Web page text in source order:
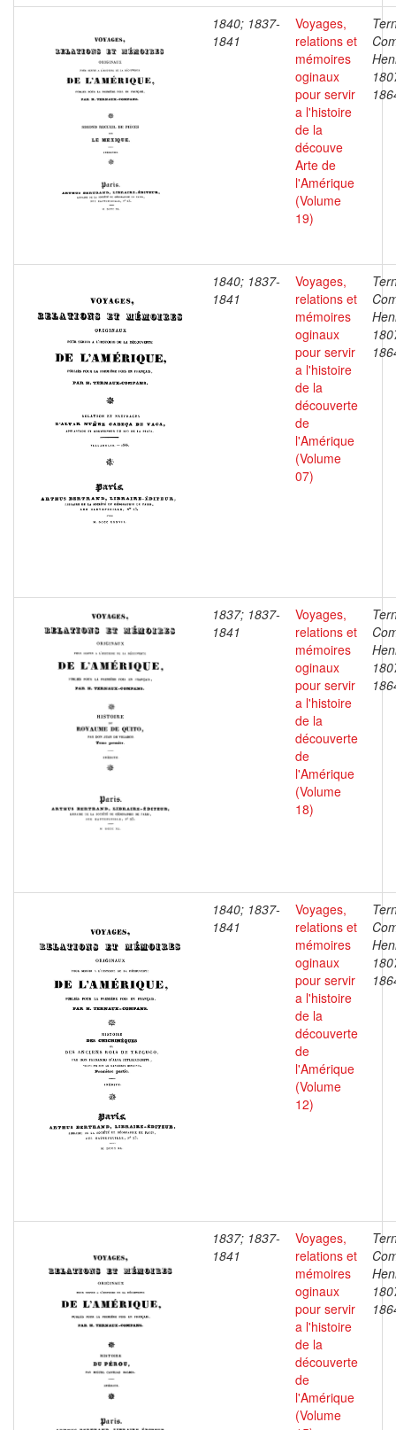
1840; 1837-
1841
Voyages,
relations et
mémoires
oginaux
pour servir
a l'histoire
de la
découve
Arte de
l'Amérique
(Volume
19)
1840; 1837-
1841
Voyages,
relations et
mémoires
oginaux
pour servir
a l'histoire
de la
découverte
de
l'Amérique
(Volume
07)
1837; 1837-
1841
Voyages,
relations et
mémoires
oginaux
pour servir
a l'histoire
de la
découverte
de
l'Amérique
(Volume
18)
1840; 1837-
1841
Voyages,
relations et
mémoires
oginaux
pour servir
a l'histoire
de la
découverte
de
l'Amérique
(Volume
12)
1837; 1837-
1841
Voyages,
relations et
mémoires
oginaux
pour servir
a l'histoire
de la
découverte
de
l'Amérique
(Volume